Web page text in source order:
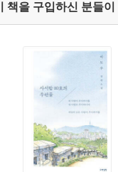
책을 구입하신 분들이